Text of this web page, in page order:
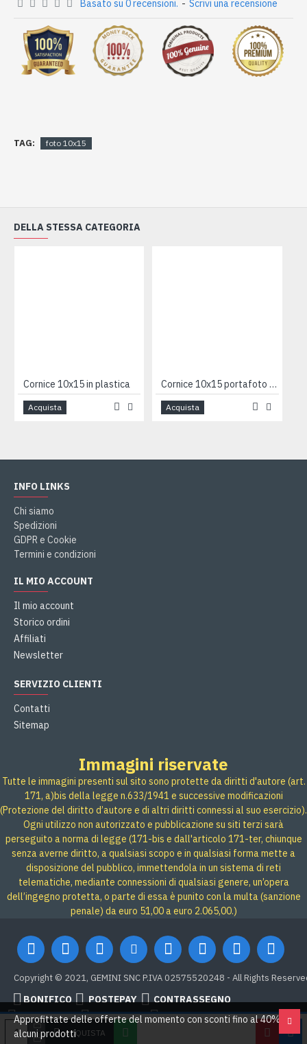
Basato su 0 recensioni. - Scrivi una recensione
ACQUISTA
TAG: foto 10x15
DELLA STESSA CATEGORIA
Cornice 10x15 in plastica
Acquista
Cornice 10x15 portafoto madreperla
Acquista
INFO LINKS
Chi siamo
Spedizioni
GDPR e Cookie
Termini e condizioni
IL MIO ACCOUNT
Il mio account
Storico ordini
Affiliati
Newsletter
SERVIZIO CLIENTI
Contatti
Sitemap
Immagini riservate
Tutte le immagini presenti sul sito sono protette da diritti d'autore (art.
171, a)bis della legge n.633/1941 e successive modificazioni
(Protezione del diritto d’autore e di altri diritti connessi al suo esercizio).
Ogni utilizzo non autorizzato e pubblicazione su siti terzi sarà
perseguito a norma di legge (171-bis e dall'articolo 171-ter, chiunque
senza averne diritto, a qualsiasi scopo e in qualsiasi forma mette a
disposizione del pubblico, immettendola in un sistema di reti
telematiche, mediante connessioni di qualsiasi genere, un’opera
dell’ingegno protetta, o parte di essa è punito con la multa (sanzione
penale) da euro 51,00 a euro 2.065,00.)
Copyright © 2021, GEMINI SNC P.IVA 02575520248 - All Rights
BONIFICO POSTEPAY
CONTRASSEGNO
Credit card
Google Pay PAYPAL
Approfittate delle offerte del momento con sconti fino al 40% su
alcuni prodotti